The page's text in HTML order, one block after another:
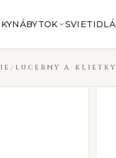
NÁBYTOK SVIETIDLÁ
LUCERNY A KLIETKY